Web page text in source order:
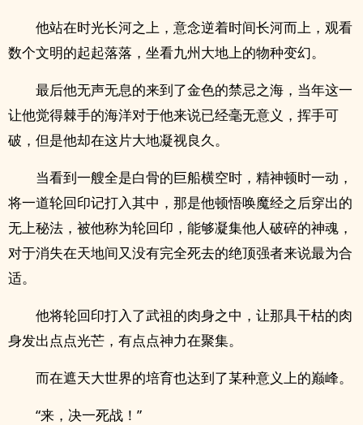
他站在时光长河之上，意念逆着时间长河而上，观看
数个文明的起起落落，坐看九州大地上的物种变幻。
最后他无声无息的来到了金色的禁忌之海，当年这一
让他觉得棘手的海洋对于他来说已经毫无意义，挥手可
破，但是他却在这片大地凝视良久。
当看到一艘全是白骨的巨船横空时，精神顿时一动，
将一道轮回印记打入其中，那是他顿悟唤魔经之后穿出的
无上秘法，被他称为轮回印，能够凝集他人破碎的神魂，
对于消失在天地间又没有完全死去的绝顶强者来说最为合
适。
他将轮回印打入了武祖的肉身之中，让那具干枯的肉
身发出点点光芒，有点点神力在聚集。
而在遮天大世界的培育也达到了某种意义上的巅峰。
“来，决一死战！”